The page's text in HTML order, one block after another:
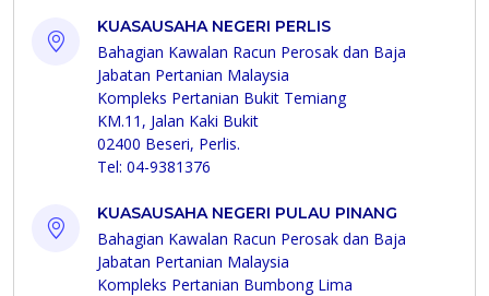
KUASAUSAHA NEGERI PERLIS
Bahagian Kawalan Racun Perosak dan Baja
Jabatan Pertanian Malaysia
Kompleks Pertanian Bukit Temiang
KM.11, Jalan Kaki Bukit
02400 Beseri, Perlis.
Tel: 04-9381376
KUASAUSAHA NEGERI PULAU PINANG
Bahagian Kawalan Racun Perosak dan Baja
Jabatan Pertanian Malaysia
Kompleks Pertanian Bumbong Lima